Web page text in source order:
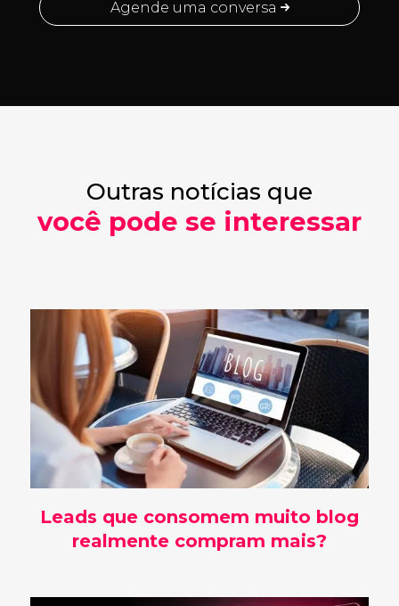
Agende uma conversa
Outras notícias que
você pode se interessar
Leads que consomem muito blog
realmente compram mais?